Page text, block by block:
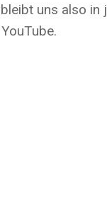
uns also